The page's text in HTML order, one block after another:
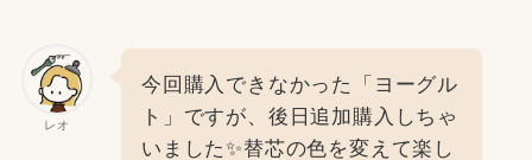
レオ
今回購入できなかった「ヨーグル
ト」ですが、後日追加購入しちゃ
いました✨替芯の色を変えて楽し